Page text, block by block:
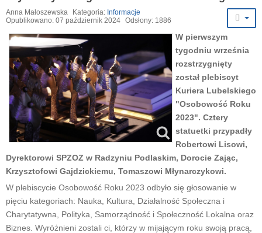
Anna Małoszewska Kategoria: Informacje
Opublikowano: 07 październik 2024 Odsłony: 1886
W pierwszym
tygodniu września
rozstrzygnięty
został plebiscyt
Kuriera Lubelskiego
"Osobowość Roku
2023". Cztery
statuetki przypadły
Robertowi Lisowi,
Dyrektorowi SPZOZ w Radzyniu Podlaskim, Dorocie Zając,
Krzysztofowi Gajdzickiemu, Tomaszowi Młynarczykowi.
W plebiscycie Osobowość Roku 2023 odbyło się głosowanie w
pięciu kategoriach: Nauka, Kultura, Działalność Społeczna i
Charytatywna, Polityka, Samorządność i Społeczność Lokalna oraz
Biznes. Wyróżnieni zostali ci, którzy w mijającym roku swoją pracą,